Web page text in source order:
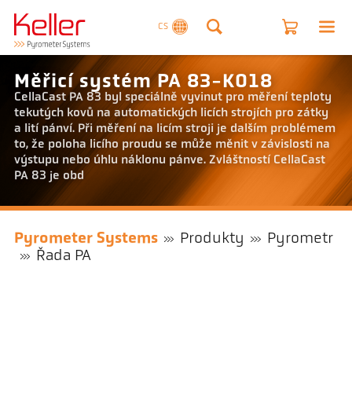
CS
Měřicí systém PA 83-K018
CellaCast PA 83 byl speciálně vyvinut pro měření teploty
tekutých kovů na automatických licích strojích pro zátky
a lití pánví. Při měření na licím stroji je dalším problémem
to, že poloha licího proudu se může měnit v závislosti na
výstupu nebo úhlu náklonu pánve. Zvláštností CellaCast
PA 83 je obd
Pyrometer Systems Produkty
Pyrometr
Řada PA